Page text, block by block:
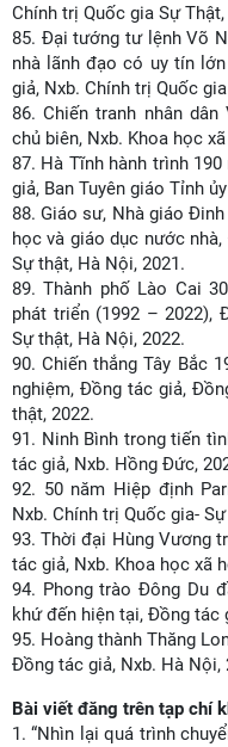
Chính trị Quốc gia Sự Thật,
85. Đại tướng tư lệnh Võ
nhà lãnh đạo có uy tín
giả, Nxb. Chính trị Quốc
86. Chiến tranh nhân
chủ biên, Nxb. Khoa học
87. Hà Tĩnh hành trình
giả, Ban Tuyên giáo Tỉnh
88. Giáo sư, Nhà giáo
học và giáo dục nước
Sự thật, Hà Nội, 2021.
89. Thành phố Lào Cai
phát triển (1992 – 2022),
Sự thật, Hà Nội, 2022.
90. Chiến thắng Tây Bắc
nghiệm, Đồng tác giả,
thật, 2022.
91. Ninh Bình trong tiến
tác giả, Nxb. Hồng Đức,
92. 50 năm Hiệp định
Nxb. Chính trị Quốc gia-
93. Thời đại Hùng Vương
tác giả, Nxb. Khoa học xã
94. Phong trào Đông Du
khứ đến hiện tại, Đồng tác
95. Hoàng thành Thăng
Đồng tác giả, Nxb. Hà Nội,
Bài viết đăng trên tạp chí
1. “Nhìn lại quá trình